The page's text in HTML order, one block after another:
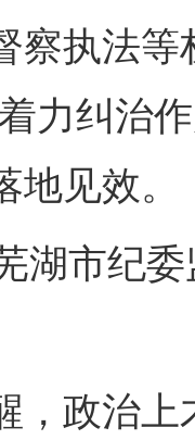
察执法等
力纠治
见效。
市纪委
政治上